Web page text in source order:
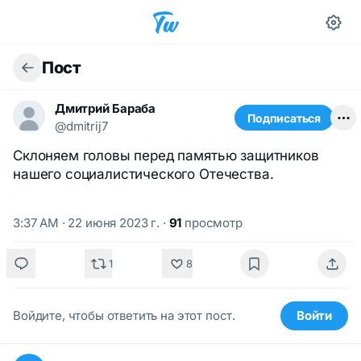
Пост
Дмитрий Бараба
@dmitrij7
Подписаться
Склоняем головы перед памятью защитников
нашего социалистического Отечества.
3:37 AM · 22 июня 2023 г. · 91 просмотр
1 8
Войдите, чтобы ответить на этот пост. Войти